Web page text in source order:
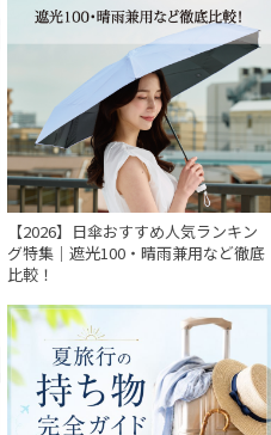
【2026】日傘おすすめ人気ランキン
グ特集｜遮光100・晴雨兼用など徹底
比較！